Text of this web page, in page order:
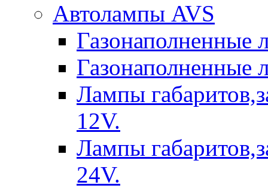
Автолампы AVS
Газонаполненные
Газонаполненные
Лампы
12V.
Лампы
24V.